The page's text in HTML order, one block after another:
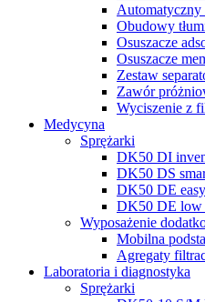
Automatyczny
Obudowy
Osuszacze
Osuszacze
Zestaw
Zawór
Wyciszenie z
Medycyna
Sprężarki
DK50 DI
DK50 DS
DK50 DE easy
DK50 DE
Wyposażenie
Mobilna
Agregaty
Laboratoria i diagnostyka
Sprężarki